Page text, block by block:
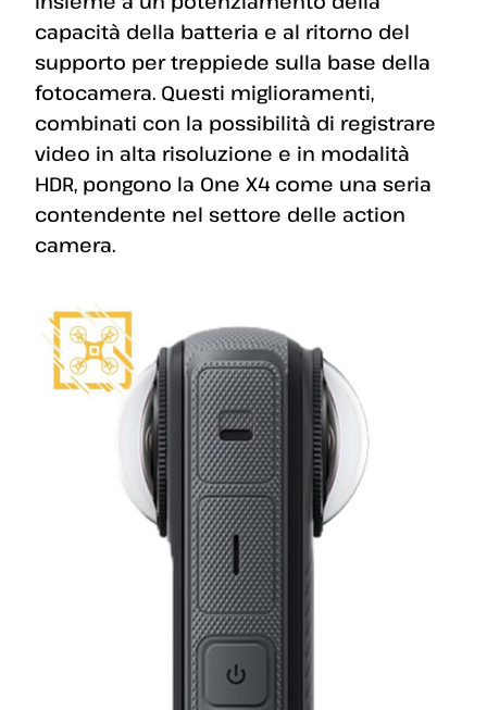
capacità della batteria e al ritorno del
supporto per treppiede sulla base della
fotocamera. Questi miglioramenti,
combinati con la possibilità di registrare
video in alta risoluzione e in modalità
HDR, pongono la One X4 come una seria
contendente nel settore delle action
camera.